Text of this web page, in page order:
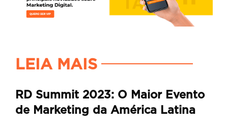
LEIA MAIS
RD Summit 2023: O Maior Evento
de Marketing da América Latina